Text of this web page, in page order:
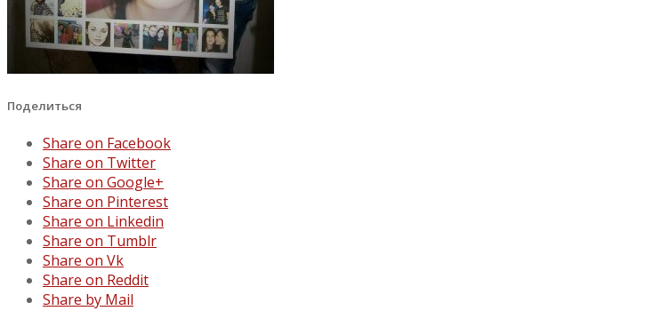
Поделиться
Share on Facebook
Share on Twitter
Share on Google+
Share on Pinterest
Share on Linkedin
Share on Tumblr
Share on Vk
Share on Reddit
Share by Mail